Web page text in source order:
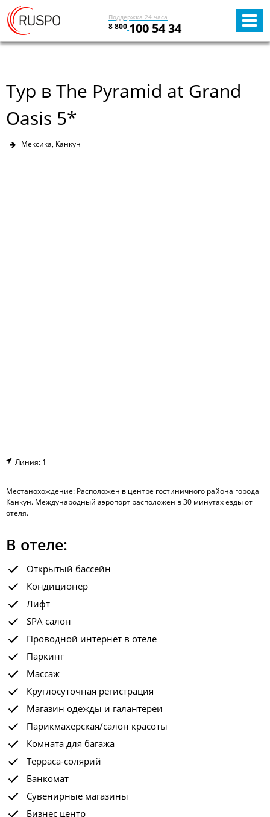
Поддержка 24 часа
8 800 100 54 34
Тур в The Pyramid at Grand
Oasis 5*
Мексика, Канкун
Линия: 1
Местанохождение: Расположен в центре гостиничного района города
Канкун. Международный аэропорт расположен в 30 минутах езды от
отеля.
В отеле:
Открытый бассейн
Кондиционер
Лифт
SPA салон
Проводной интернет в отеле
Паркинг
Массаж
Круглосуточная регистрация
Магазин одежды и галантереи
Парикмахерская/салон красоты
Комната для багажа
Терраса-солярий
Банкомат
Сувенирные магазины
Бизнес центр